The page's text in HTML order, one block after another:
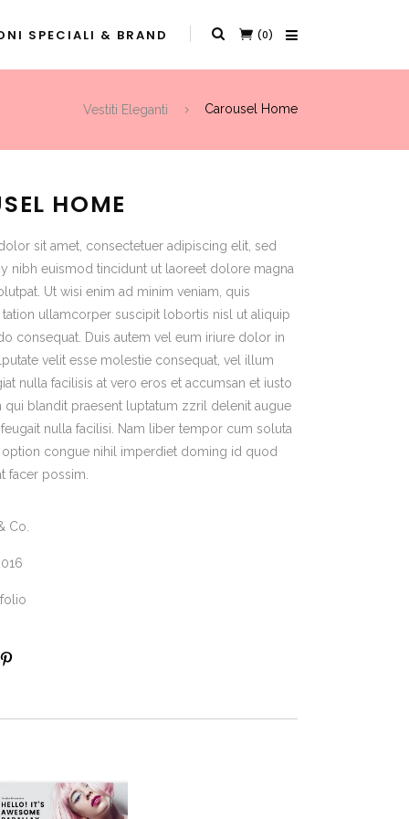
SPECIALI & BRAND (0)
Vestiti Eleganti Carousel Home
HOME
sit amet, consectetuer adipiscing elit, sed
nibh euismod tincidunt ut laoreet dolore magna
Ut wisi enim ad minim veniam, quis
ullamcorper suscipit lobortis nisl ut aliquip
consequat. Duis autem vel eum iriure dolor in
velit esse molestie consequat, vel illum
nulla facilisis at vero eros et accumsan et iusto
blandit praesent luptatum zzril delenit augue
nulla facilisi. Nam liber tempor cum soluta
congue nihil imperdiet doming id quod
facer possim.
Co.